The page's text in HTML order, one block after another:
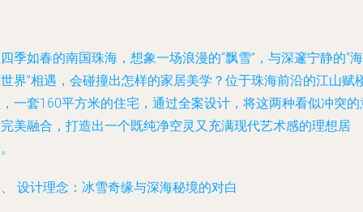
季如春的南国珠海，想象一场浪漫的“飘雪”，与深邃宁静的“海
界”相遇，会碰撞出怎样的家居美学？位于珠海前沿的江山赋
一套160平方米的住宅，通过全案设计，将这两种看似冲突的
美融合，打造出一个既纯净空灵又充满现代艺术感的理想居
设计理念：冰雪奇缘与深海秘境的对白